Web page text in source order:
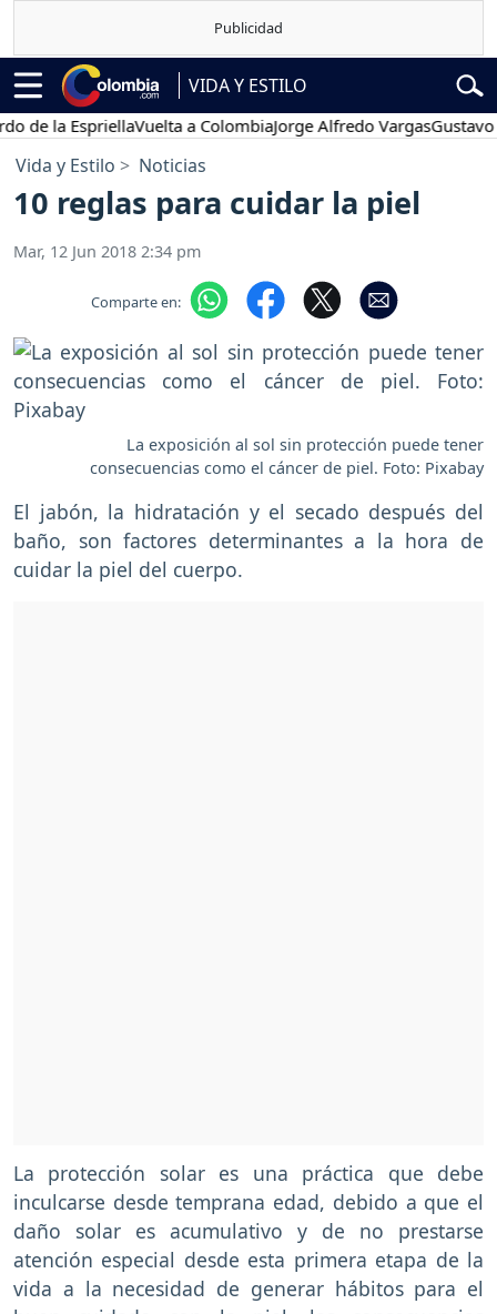
VIDA Y ESTILO
EspriellaVuelta a ColombiaJorge Alfredo VargasGustavo Petro
Vida y Estilo Noticias
10 reglas para cuidar la piel
Mar, 12 Jun 2018 2:34 pm
Comparte en:
La exposición al sol sin protección puede tener
consecuencias como el cáncer de piel. Foto: Pixabay
El jabón, la hidratación y el secado después del
baño, son factores determinantes a la hora de
cuidar la piel del cuerpo.
La protección solar es una práctica que debe
inculcarse desde temprana edad, debido a que el
daño solar es acumulativo y de no prestarse
atención especial desde esta primera etapa de la
vida a la necesidad de generar hábitos para el